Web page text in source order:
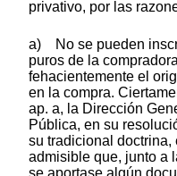
privativo, por las
a) No se pueden
puros de la
fehacientemente el
en la compra.
ap. a, la Dirección
Pública, en su
su tradicional doctrina,
admisible que, junto a
se aportase algún